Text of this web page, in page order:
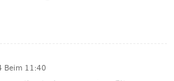
Beim 11:40